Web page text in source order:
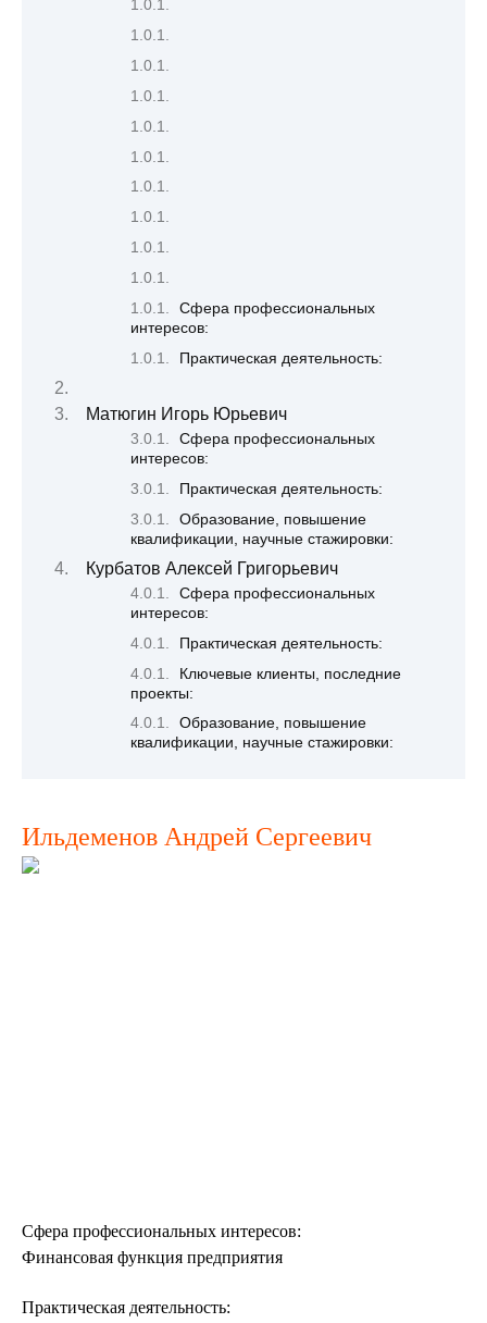
Сфера профессиональных
интересов:
Практическая деятельность:
Матюгин Игорь Юрьевич
Сфера профессиональных
интересов:
Практическая деятельность:
Образование, повышение
квалификации, научные стажировки:
Курбатов Алексей Григорьевич
Сфера профессиональных
интересов:
Практическая деятельность:
Ключевые клиенты, поcледние
проекты:
Образование, повышение
квалификации, научные стажировки:
Ильдеменов Андрей Сергеевич
Сфера профессиональных интересов:
Финансовая функция предприятия
Практическая деятельность: